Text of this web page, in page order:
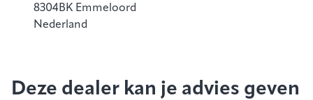
8304BK Emmeloord
Nederland
Deze dealer kan je advies geven